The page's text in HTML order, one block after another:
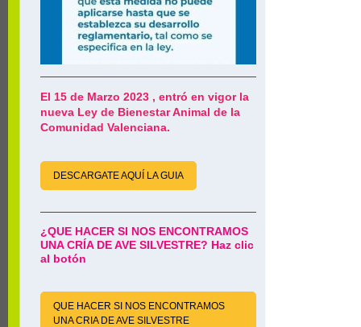
El 15 de Marzo 2023 , entró en vigor la
nueva Ley de Bienestar Animal de la
Comunidad Valenciana.
DESCARGATE AQUÍ LA GUIA
¿QUE HACER SI NOS ENCONTRAMOS
UNA CRÍA DE AVE SILVESTRE? Haz clic
al botón
QUE HACER SI NOS ENCONTRAMOS
UNA CRIA DE AVE SILVESTRE